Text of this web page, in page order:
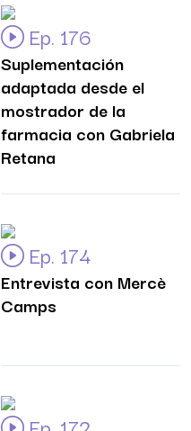
Ep. 176
Suplementación
adaptada desde el
mostrador de la
farmacia con Gabriela
Retana
Ep. 174
Entrevista con Mercè
Camps